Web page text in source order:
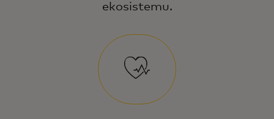
ekosistemu.